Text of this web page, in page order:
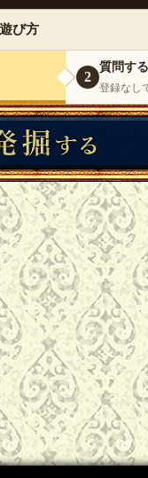
（デボノ）』
び方
2
質問する
登録なし